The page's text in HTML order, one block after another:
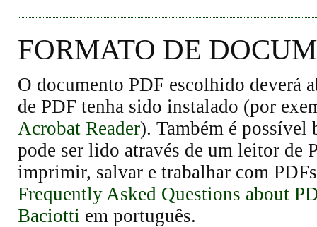
FORMATO DE
O documento PDF escolhido deverá
de PDF tenha sido instalado (por
Acrobat Reader). Também é possível
pode ser lido através de um leitor de
imprimir, salvar e trabalhar com
Frequently Asked Questions about
Baciotti em português.